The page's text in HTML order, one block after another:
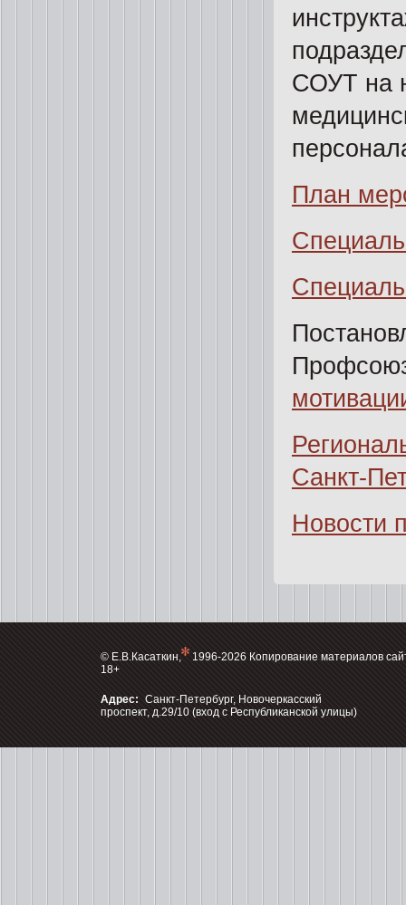
СОУТ на
План
Санкт-
Новости
Адрес: Санкт-Петербург, Новочеркасский
проспект, д.29/10 (вход с Республиканской улицы)
© Е.В.Касаткин,
1996-2026 Копирование материалов
18+